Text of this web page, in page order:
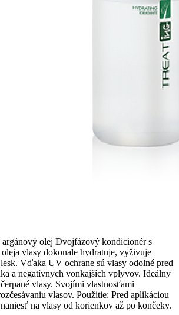
olej Dvojfázový kondicionér s
oleja vlasy dokonale hydratuje, vyživuje
Vďaka UV ochrane sú vlasy odolné pred
a negatívnych vonkajších vplyvov. Ideálny
vlasy. Svojími vlastnosťami
vlasov. Použitie: Pred aplikáciou
na vlasy od korienkov až po končeky.